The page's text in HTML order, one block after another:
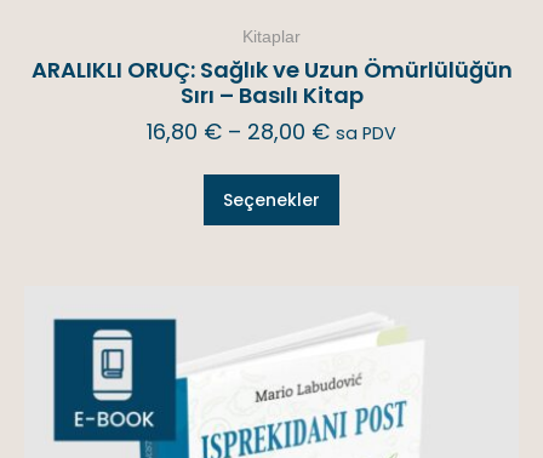
Kitaplar
ARALIKLI ORUÇ: Sağlık ve Uzun Ömürlülüğün
Sırı – Basılı Kitap
16,80 € – 28,00 € sa PDV
Seçenekler